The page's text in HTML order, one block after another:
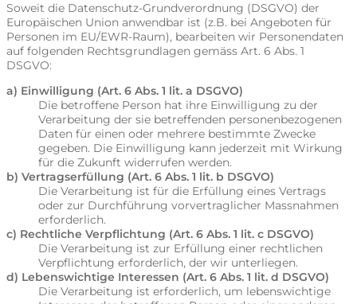
Soweit die Datenschutz-Grundverordnung (DSGVO) der
Europäischen Union anwendbar ist (z.B. bei Angeboten für
Personen im EU/EWR-Raum), bearbeiten wir Personendaten
auf folgenden Rechtsgrundlagen gemäss Art. 6 Abs. 1
DSGVO:
a) Einwilligung (Art. 6 Abs. 1 lit. a DSGVO)
Die betroffene Person hat ihre Einwilligung zu der
Verarbeitung der sie betreffenden personenbezogenen
Daten für einen oder mehrere bestimmte Zwecke
gegeben. Die Einwilligung kann jederzeit mit Wirkung
für die Zukunft widerrufen werden.
b) Vertragserfüllung (Art. 6 Abs. 1 lit. b DSGVO)
Die Verarbeitung ist für die Erfüllung eines Vertrags
oder zur Durchführung vorvertraglicher Massnahmen
erforderlich.
c) Rechtliche Verpflichtung (Art. 6 Abs. 1 lit. c DSGVO)
Die Verarbeitung ist zur Erfüllung einer rechtlichen
Verpflichtung erforderlich, der wir unterliegen.
d) Lebenswichtige Interessen (Art. 6 Abs. 1 lit. d DSGVO)
Die Verarbeitung ist erforderlich, um lebenswichtige